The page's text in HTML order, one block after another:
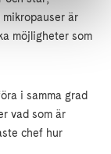
är
möjligheter som
i samma grad
vad som är
chef hur